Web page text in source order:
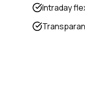
Intraday